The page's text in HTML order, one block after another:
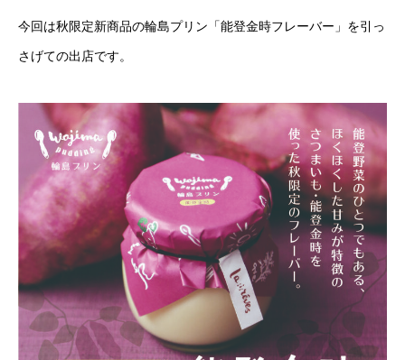
今回は秋限定新商品の輪島プリン「能登金時フレーバー」を引っ
さげての出店です。